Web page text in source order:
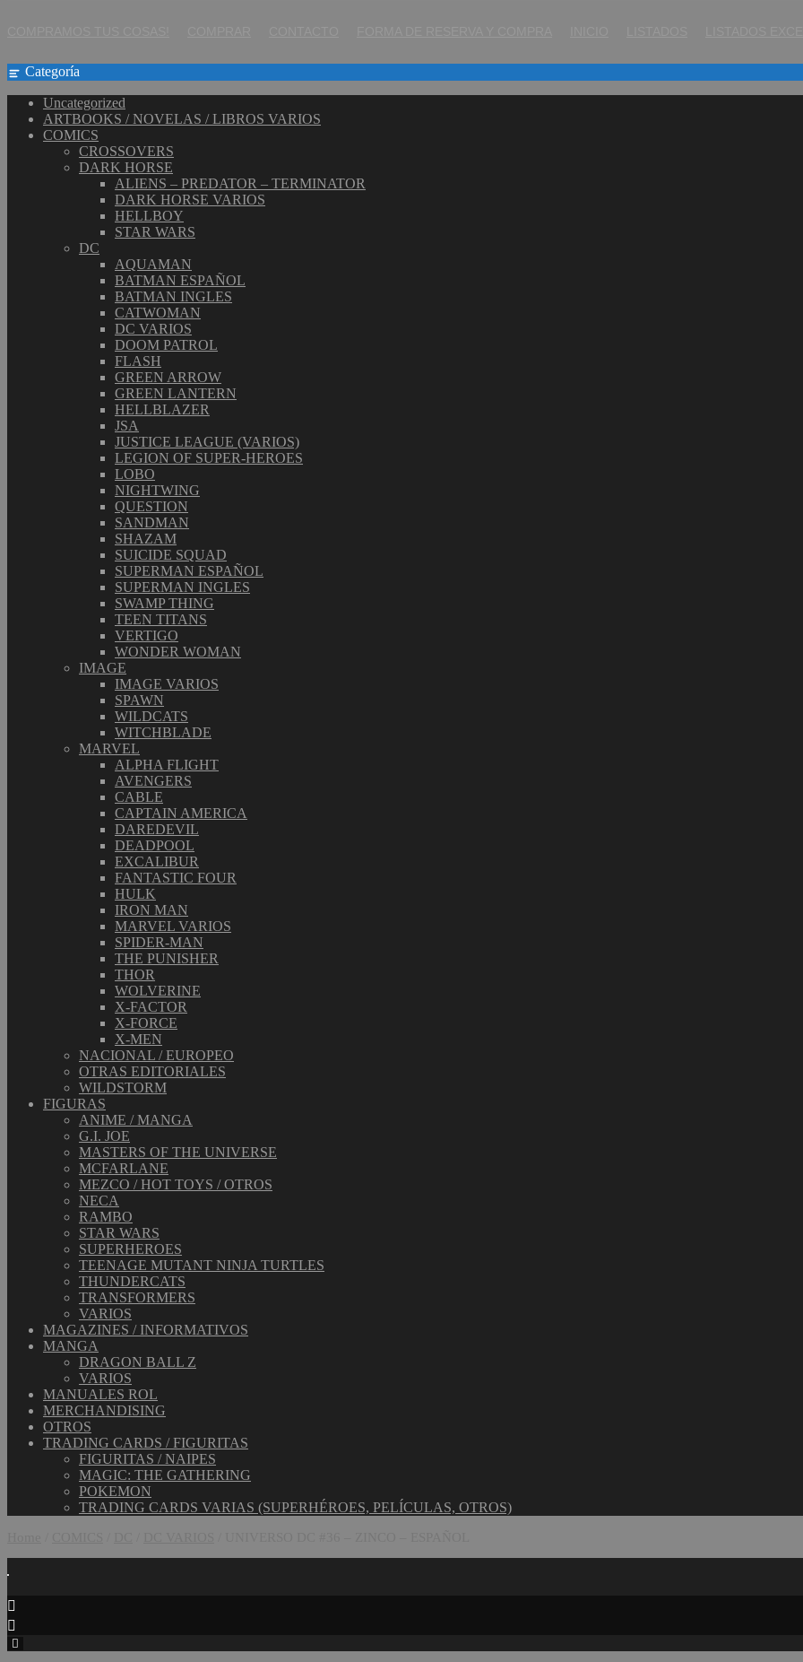
Categoría
Uncategorized
ARTBOOKS / NOVELAS / LIBROS VARIOS
COMICS
CROSSOVERS
DARK HORSE
ALIENS – PREDATOR – TERMINATOR
DARK HORSE VARIOS
HELLBOY
STAR WARS
DC
AQUAMAN
BATMAN ESPAÑOL
BATMAN INGLES
CATWOMAN
DC VARIOS
DOOM PATROL
FLASH
GREEN ARROW
GREEN LANTERN
HELLBLAZER
JSA
JUSTICE LEAGUE (VARIOS)
LEGION OF SUPER-HEROES
LOBO
NIGHTWING
QUESTION
SANDMAN
SHAZAM
SUICIDE SQUAD
SUPERMAN ESPAÑOL
SUPERMAN INGLES
SWAMP THING
TEEN TITANS
VERTIGO
WONDER WOMAN
IMAGE
IMAGE VARIOS
SPAWN
WILDCATS
WITCHBLADE
MARVEL
ALPHA FLIGHT
AVENGERS
CABLE
CAPTAIN AMERICA
DAREDEVIL
DEADPOOL
EXCALIBUR
FANTASTIC FOUR
HULK
IRON MAN
MARVEL VARIOS
SPIDER-MAN
THE PUNISHER
THOR
WOLVERINE
X-FACTOR
X-FORCE
X-MEN
NACIONAL / EUROPEO
OTRAS EDITORIALES
WILDSTORM
FIGURAS
ANIME / MANGA
G.I. JOE
MASTERS OF THE UNIVERSE
MCFARLANE
MEZCO / HOT TOYS / OTROS
NECA
RAMBO
STAR WARS
SUPERHEROES
TEENAGE MUTANT NINJA TURTLES
THUNDERCATS
TRANSFORMERS
VARIOS
MAGAZINES / INFORMATIVOS
MANGA
DRAGON BALL Z
VARIOS
MANUALES ROL
MERCHANDISING
OTROS
TRADING CARDS / FIGURITAS
FIGURITAS / NAIPES
MAGIC: THE GATHERING
POKEMON
TRADING CARDS VARIAS (SUPERHÉROES, PELÍCULAS, OTROS)